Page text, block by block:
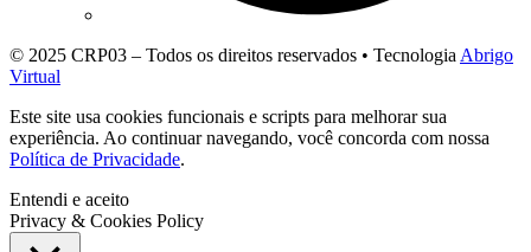
© 2025 CRP03 – Todos os direitos reservados • Tecnologia Abrigo
Virtual
Este site usa cookies funcionais e scripts para melhorar sua
experiência. Ao continuar navegando, você concorda com nossa
Política de Privacidade.
Entendi e aceito
Privacy & Cookies Policy